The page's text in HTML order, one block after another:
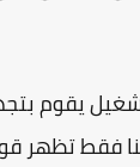
يقوم
تظهر